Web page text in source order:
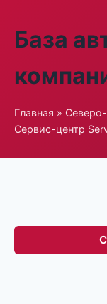
База
Главная »
Сервис-центр